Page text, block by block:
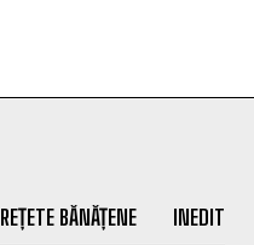
REȚETE BĂNĂȚENE INEDIT